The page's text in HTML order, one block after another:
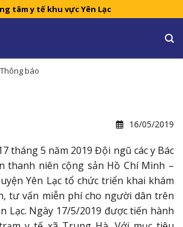
tâm y tế khu vực Yên Lạc
Thông báo
16/05/2019
tháng 5 năm 2019 Đội ngũ các y Bác
thanh niên cộng sản Hồ Chí Minh –
Yên Lạc tổ chức triển khai khám
tư vấn miễn phí cho người dân trên
Lạc. Ngày 17/5/2019 được tiến hành